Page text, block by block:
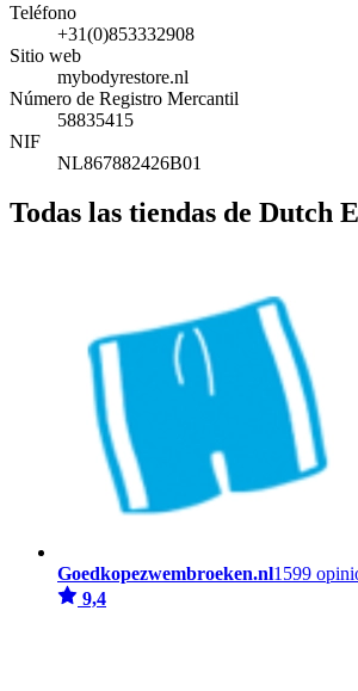
Teléfono
+31(0)853332908
Sitio web
mybodyrestore.nl
Número de Registro Mercantil
58835415
NIF
NL867882426B01
Todas las tiendas de Dutch
Goedkopezwembroeken.nl1599
9,4